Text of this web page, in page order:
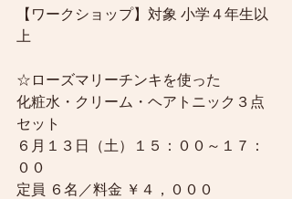
【ワークショップ】対象 小学４年生以
上
☆ローズマリーチンキを使った
化粧水・クリーム・ヘアトニック３点
セット
６月１３日（土）１５：００～１７：
００
定員 ６名／料金 ￥４，０００